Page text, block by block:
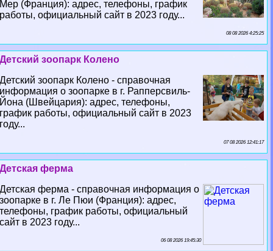
Мер (Франция): адрес, телефоны, график
работы, официальный сайт в 2023 году...
08 08 2026 4:25:25
Детский зоопарк Колено
Детский зоопарк Колено - справочная
информация о зоопарке в г. Рапперсвиль-
Йона (Швейцария): адрес, телефоны,
график работы, официальный сайт в 2023
году...
07 08 2026 12:41:17
Детская ферма
Детская ферма - справочная информация о
зоопарке в г. Ле Пюи (Франция): адрес,
телефоны, график работы, официальный
сайт в 2023 году...
06 08 2026 19:45:30